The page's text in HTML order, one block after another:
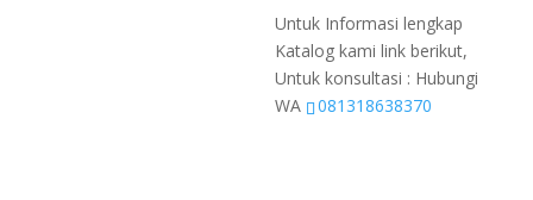
Untuk Informasi lengkap
Katalog kami link berikut,
Untuk konsultasi : Hubungi
WA
081318638370